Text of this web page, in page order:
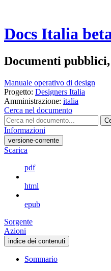
Docs Italia
Documenti
Manuale operativo di design
Progetto: Designers Italia
Amministrazione: italia
Cerca nel documento
Informazioni
versione-corrente
Scarica
pdf
html
epub
Sorgente
Azioni
indice dei contenuti
Sommario